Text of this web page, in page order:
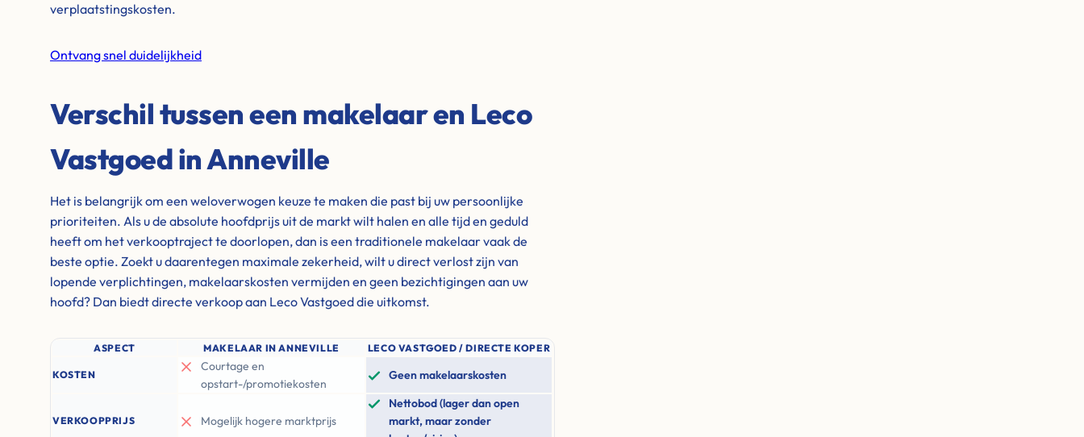
verplaatstingskosten.
Ontvang snel duidelijkheid
Verschil tussen een makelaar en Leco
Vastgoed in Anneville
Het is belangrijk om een weloverwogen keuze te maken die past bij uw persoonlijke
prioriteiten. Als u de absolute hoofdprijs uit de markt wilt halen en alle tijd en geduld
heeft om het verkooptraject te doorlopen, dan is een traditionele makelaar vaak de
beste optie. Zoekt u daarentegen maximale zekerheid, wilt u direct verlost zijn van
lopende verplichtingen, makelaarskosten vermijden en geen bezichtigingen aan uw
hoofd? Dan biedt directe verkoop aan Leco Vastgoed die uitkomst.
ASPECT MAKELAAR IN ANNEVILLE LECO VASTGOED / DIRECTE KOPER
KOSTEN
Courtage en
opstart-/promotiekosten
Geen makelaarskosten
VERKOOPPRIJS Mogelijk hogere marktprijs
Nettobod (lager dan open
markt, maar zonder